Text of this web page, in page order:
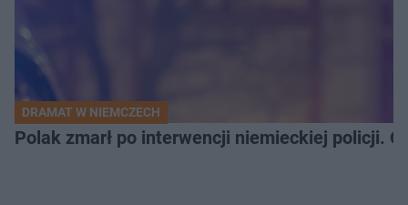
DRAMAT W NIEMCZECH
Polak zmarł po interwencji niemieckiej policji.